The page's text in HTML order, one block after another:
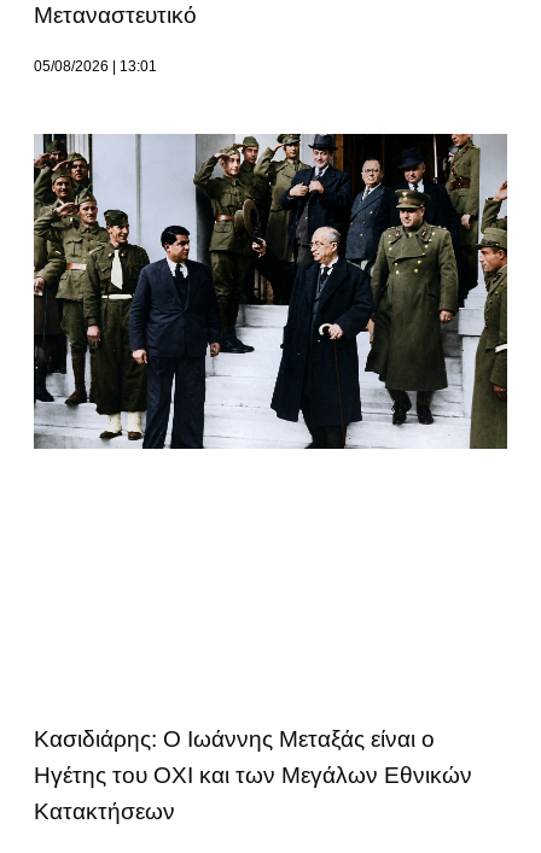
Μεταναστευτικό
05/08/2026 13:01
Κασιδιάρης: Ο Ιωάννης Μεταξάς είναι ο
Ηγέτης του ΟΧΙ και των Μεγάλων Εθνικών
Κατακτήσεων